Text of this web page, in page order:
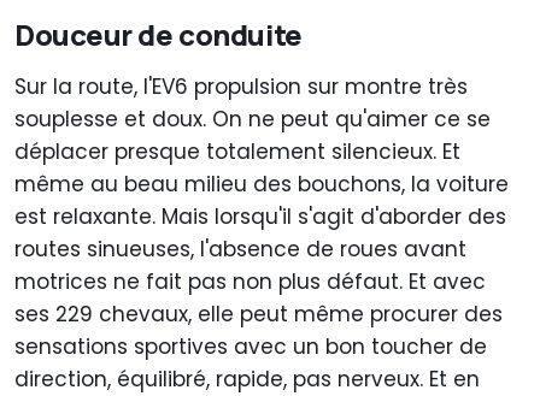
Douceur de conduite
Sur la route, l'EV6 propulsion sur montre très
souplesse et doux. On ne peut qu'aimer ce se
déplacer presque totalement silencieux. Et
même au beau milieu des bouchons, la voiture
est relaxante. Mais lorsqu'il s'agit d'aborder des
routes sinueuses, l'absence de roues avant
motrices ne fait pas non plus défaut. Et avec
ses 229 chevaux, elle peut même procurer des
sensations sportives avec un bon toucher de
direction, équilibré, rapide, pas nerveux. Et en